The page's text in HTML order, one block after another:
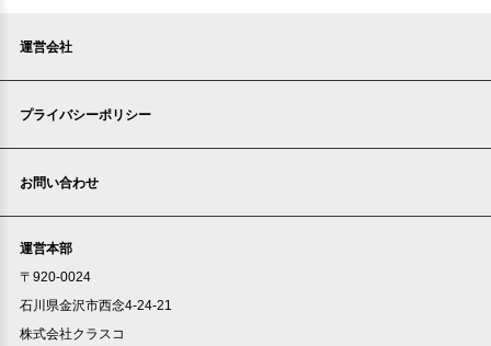
運営会社
プライバシーポリシー
お問い合わせ
運営本部
〒920-0024
石川県金沢市西念4-24-21
株式会社クラスコ